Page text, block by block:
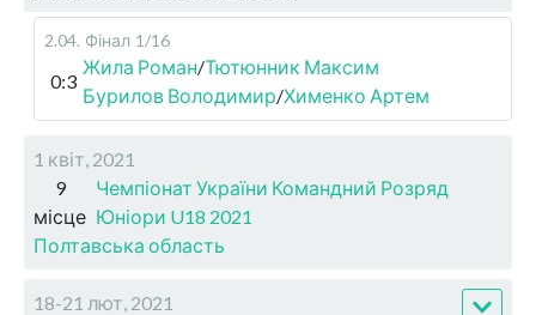
2.04. Фінал 1/16
0:3
Жила Роман/Тютюнник Максим
Бурилов Володимир/Хименко Артем
1 квіт, 2021
9
місце
Чемпіонат України Командний Розряд
Юніори U18 2021
Полтавська область
18-21 лют, 2021